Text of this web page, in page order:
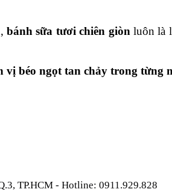
bánh sữa tươi chiên giòn luôn là
béo ngọt tan chảy trong từng
TP.HCM - Hotline: 0911.929.828